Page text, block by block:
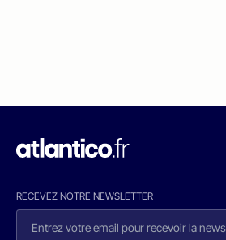
RECEVEZ NOTRE NEWSLETTER